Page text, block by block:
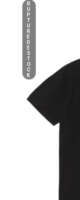
R
U
P
T
U
R
E
D
E
S
T
O
C
K